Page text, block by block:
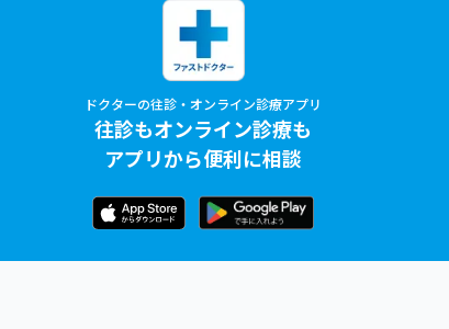
ドクターの往診・オンライン診療アプリ
往診もオンライン診療も
アプリから便利に相談